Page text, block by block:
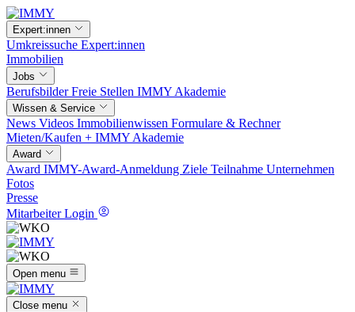
Expert:innen
Umkreissuche Expert:innen
Immobilien
Jobs
BerufsbilderFreie Stellen IMMY Akademie
Wissen & Service
News Videos Immobilienwissen Formulare & Rechner
Mieten/Kaufen + IMMY Akademie
Award
Award IMMY-Award-Anmeldung Ziele Teilnahme Unternehmen
Fotos
Presse
Mitarbeiter Login
Open menu
Close menu